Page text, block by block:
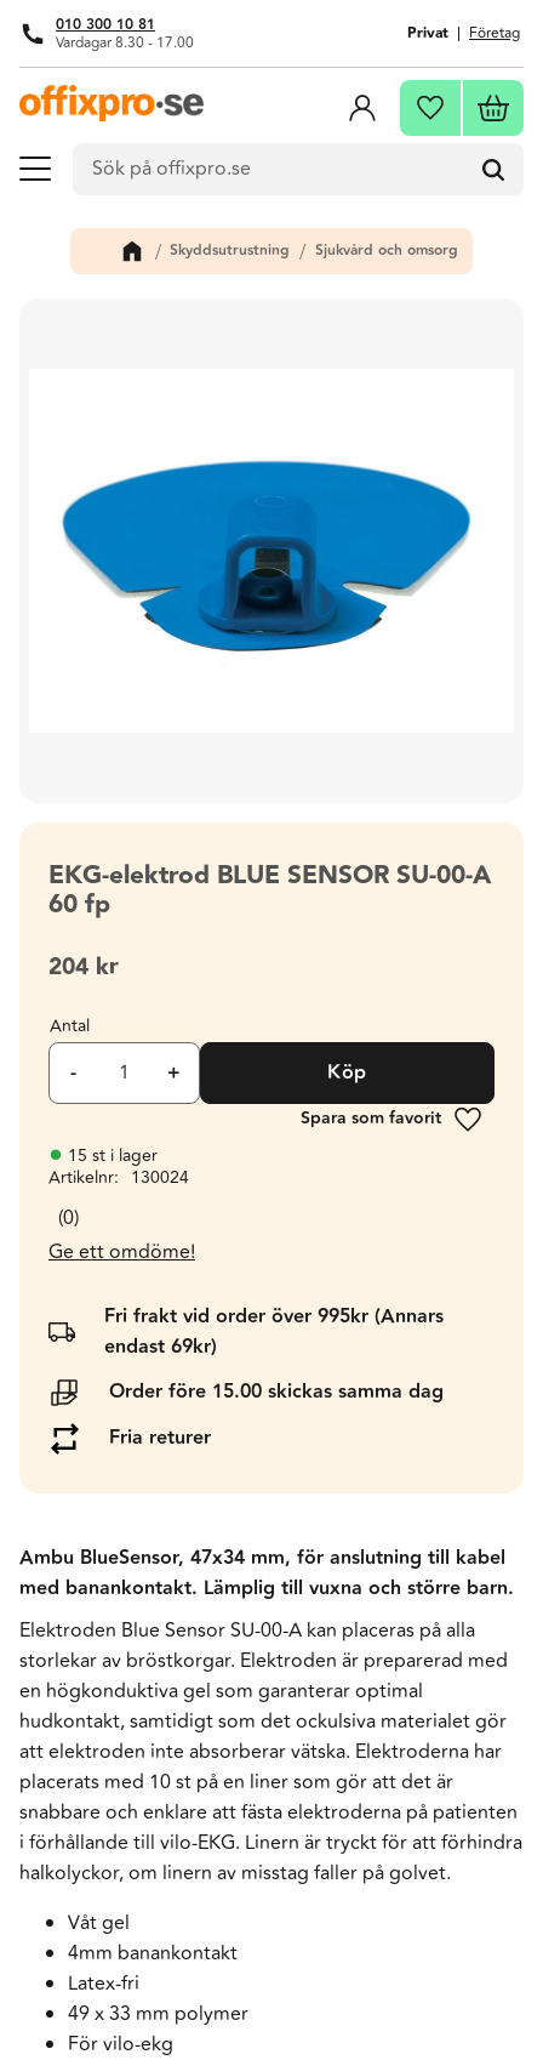
Meny
010 300 10 81
Vardagar 8.30 - 17.00 Privat Företag
Favoriter
Skyddsutrustning Sjukvård och omsorg
EKG-elektrod BLUE SENSOR SU-00-A
60 fp
204 kr
Antal
+
- Köp
Lägg till
15 st i lager
Artikelnr
130024
0
Ge ett omdöme!
Fri frakt vid order över 995kr (Annars
endast 69kr)
Order före 15.00 skickas samma dag
Fria returer
Ambu BlueSensor, 47x34 mm, för anslutning till kabel
med banankontakt. Lämplig till vuxna och större barn.
Elektroden Blue Sensor SU-00-A kan placeras på alla
storlekar av bröstkorgar. Elektroden är preparerad med
en högkonduktiva gel som garanterar optimal
hudkontakt, samtidigt som det ockulsiva materialet gör
att elektroden inte absorberar vätska. Elektroderna har
placerats med 10 st på en liner som gör att det är
snabbare och enklare att fästa elektroderna på patienten
i förhållande till vilo-EKG. Linern är tryckt för att förhindra
halkolyckor, om linern av misstag faller på golvet.
Våt gel
4mm banankontakt
Latex-fri
49 x 33 mm polymer
För vilo-ekg